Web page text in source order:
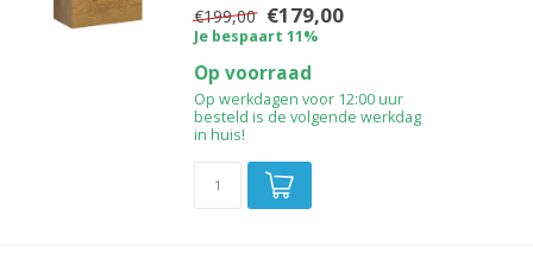
€199,00 €179,00
Je bespaart 11%
Op voorraad
Op werkdagen voor 12:00 uur
besteld is de volgende werkdag
in huis!